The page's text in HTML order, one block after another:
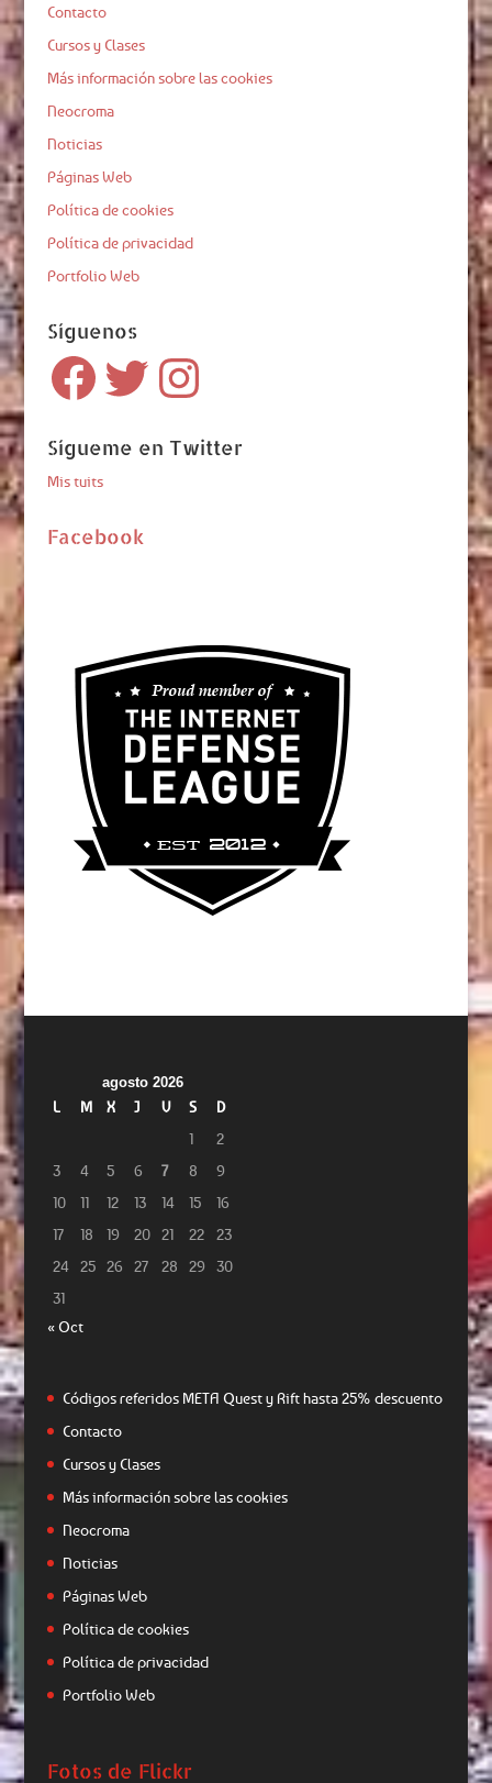
Contacto
Cursos y Clases
Más información sobre las cookies
Neocroma
Noticias
Páginas Web
Política de cookies
Política de privacidad
Portfolio Web
Síguenos
Facebook Twitter Instagram
Sígueme en Twitter
Mis tuits
Facebook
agosto 2026
L M X J V S
D
1
2
3
4 5 6 7 8
9
10
11 12 13 14 15
16
17
18 19 20 21 22
23
24
25 26 27 28 29
30
31
« Oct
Códigos referidos META Quest y Rift hasta 25% descuento
Contacto
Cursos y Clases
Más información sobre las cookies
Neocroma
Noticias
Páginas Web
Política de cookies
Política de privacidad
Portfolio Web
Fotos de Flickr